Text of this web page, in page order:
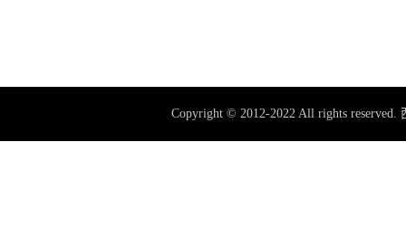
Copyright © 2012-2022 All rights